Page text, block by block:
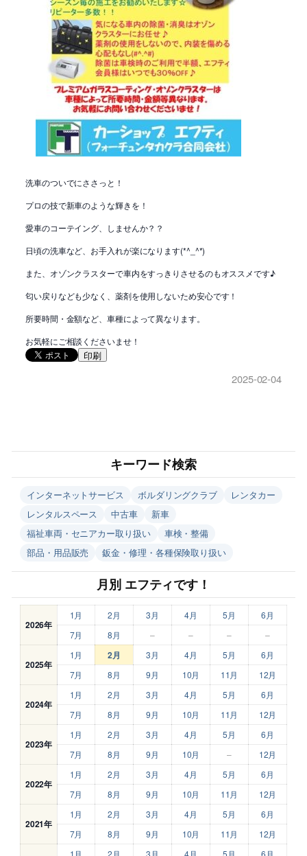
洗車のついでにささっと！
プロの技で新車のような輝きを！
愛車のコーテイング、しませんか？？
日頃の洗車など、お手入れが楽になります(*^_^*)
また、オゾンクラスターで車内をすっきりさせるのもオススメです♪
匂い戻りなども少なく、薬剤を使用しないため安心です！
所要時間・金額など、車種によって異なります。
お気軽にご相談くださいませ！
印刷
2025-02-04
キーワード検索
インターネットサービス ボルダリングクラブ
レンタカー
レンタルスペース
中古車
新車
福祉車両・セニアカー取り扱い
車検・整備
部品・用品販売
鈑金・修理・各種保険取り扱い
月別 エフティです！
2026年
1月 2月 3月 4月 5月
6月
7月
8月 – – – –
2025年
1月 2月 3月 4月 5月
6月
7月
8月 9月 10月 11月 12月
2024年
1月 2月 3月 4月 5月
6月
7月
8月 9月 10月 11月 12月
2023年
1月 2月 3月 4月 5月
6月
7月
8月 9月 10月 – 12月
2022年
1月 2月 3月 4月 5月
6月
7月
8月 9月 10月 11月 12月
2021年
1月 2月 3月 4月 5月
6月
7月
8月 9月 10月 11月 12月
1月 2月 3月 4月 5月
6月